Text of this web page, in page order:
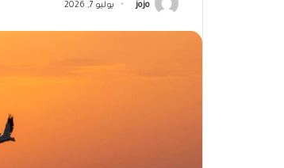
jojo يوليو 7, 2026